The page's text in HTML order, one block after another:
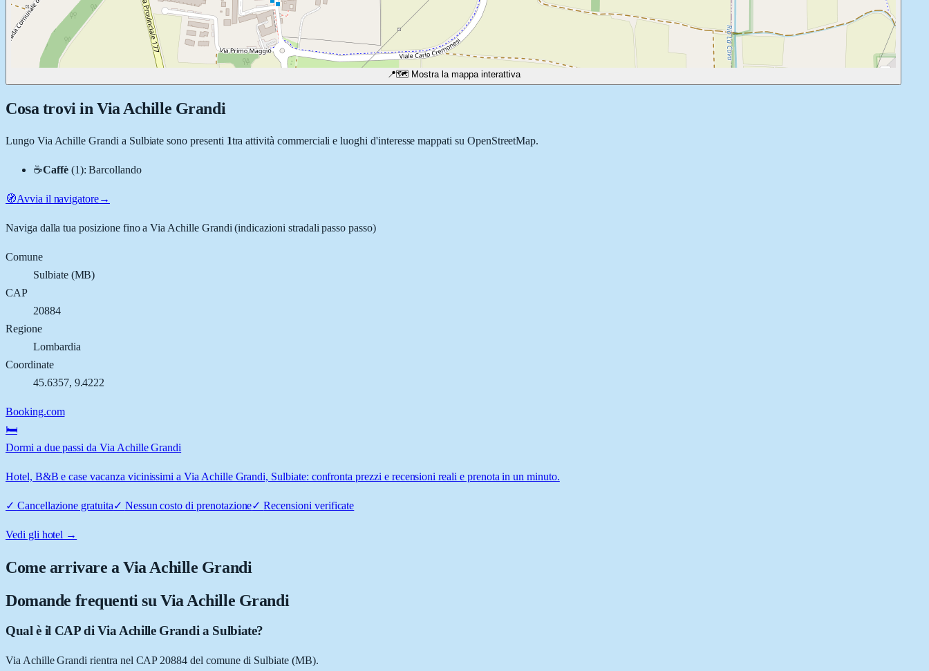
📍🗺️ Mostra la mappa interattiva
Cosa trovi in Via Achille Grandi
Lungo Via Achille Grandi a Sulbiate sono presenti 1tra attività commerciali e luoghi d'interesse mappati su OpenStreetMap.
☕Caffè (1):Barcollando
🧭Avvia il navigatore→
Naviga dalla tua posizione fino aVia Achille Grandi (indicazioni stradali passo passo)
Comune
Sulbiate(MB)
CAP
20884
Regione
Lombardia
Coordinate
45.6357, 9.4222
Booking.com
🛏️
Dormi a due passi da Via Achille Grandi
Hotel, B&B e case vacanza vicinissimi a Via Achille Grandi, Sulbiate: confronta prezzi e recensioni reali e prenota in un minuto.
✓ Cancellazione gratuita✓ Nessun costo di prenotazione✓Recensioni verificate
Vedi gli hotel →
Come arrivare aVia Achille Grandi
Domande frequenti su Via Achille Grandi
Qual è il CAP di Via Achille Grandi a Sulbiate?
Via Achille Grandi rientra nel CAP 20884 del comune di Sulbiate (MB).